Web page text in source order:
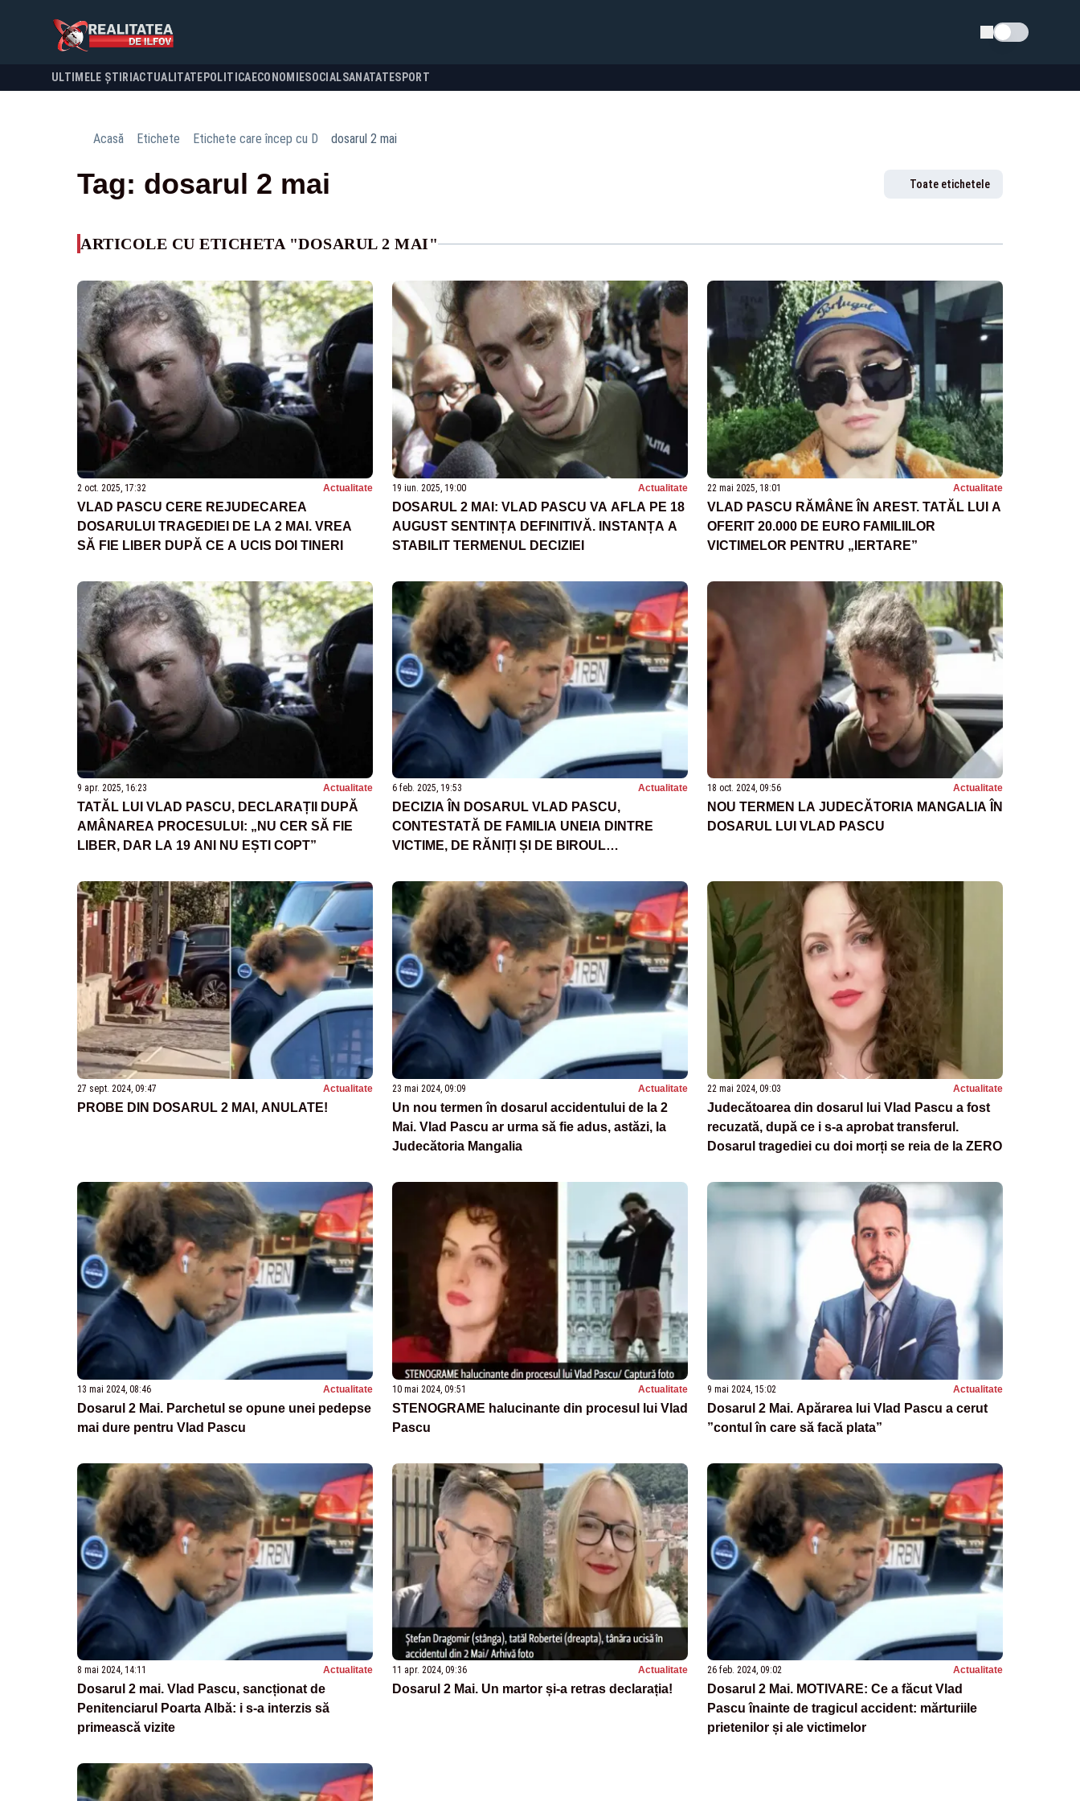
Schimba tema
ULTIMELE ȘTIRI ACTUALITATE POLITICA ECONOMIESOCIALSANATATESPORT
Acasă Etichete Etichete care încep cu D dosarul 2 mai
Tag: dosarul 2 mai Toate etichetele
ARTICOLE CU ETICHETA "DOSARUL 2 MAI"
2 oct. 2025, 17:32 Actualitate
VLAD PASCU CERE REJUDECAREA
DOSARULUI TRAGEDIEI DE LA 2 MAI. VREA
SĂ FIE LIBER DUPĂ CE A UCIS DOI TINERI
19 iun. 2025, 19:00 Actualitate
DOSARUL 2 MAI: VLAD PASCU VA AFLA PE 18
AUGUST SENTINȚA DEFINITIVĂ. INSTANȚA A
STABILIT TERMENUL DECIZIEI
22 mai 2025, 18:01 Actualitate
VLAD PASCU RĂMÂNE ÎN AREST. TATĂL LUI A
OFERIT 20.000 DE EURO FAMILIILOR
VICTIMELOR PENTRU „IERTARE”
9 apr. 2025, 16:23 Actualitate
TATĂL LUI VLAD PASCU, DECLARAȚII DUPĂ
AMÂNAREA PROCESULUI: „NU CER SĂ FIE
LIBER, DAR LA 19 ANI NU EȘTI COPT”
6 feb. 2025, 19:53 Actualitate
DECIZIA ÎN DOSARUL VLAD PASCU,
CONTESTATĂ DE FAMILIA UNEIA DINTRE
VICTIME, DE RĂNIȚI ȘI DE BIROUL
18 oct. 2024, 09:56 Actualitate
NOU TERMEN LA JUDECĂTORIA MANGALIA ÎN
DOSARUL LUI VLAD PASCU
27 sept. 2024, 09:47 Actualitate
PROBE DIN DOSARUL 2 MAI, ANULATE!
23 mai 2024, 09:09 Actualitate
Un nou termen în dosarul accidentului de la 2
Mai. Vlad Pascu ar urma să fie adus, astăzi, la
Judecătoria Mangalia
22 mai 2024, 09:03 Actualitate
Judecătoarea din dosarul lui Vlad Pascu a fost
recuzată, după ce i s-a aprobat transferul.
Dosarul tragediei cu doi morți se reia de la ZERO
13 mai 2024, 08:46 Actualitate
Dosarul 2 Mai. Parchetul se opune unei pedepse
mai dure pentru Vlad Pascu
10 mai 2024, 09:51 Actualitate
STENOGRAME halucinante din procesul lui Vlad
Pascu
9 mai 2024, 15:02 Actualitate
Dosarul 2 Mai. Apărarea lui Vlad Pascu a cerut
”contul în care să facă plata”
8 mai 2024, 14:11 Actualitate
Dosarul 2 mai. Vlad Pascu, sancționat de
Penitenciarul Poarta Albă: i s-a interzis să
primească vizite
11 apr. 2024, 09:36 Actualitate
Dosarul 2 Mai. Un martor și-a retras declarația!
26 feb. 2024, 09:02 Actualitate
Dosarul 2 Mai. MOTIVARE: Ce a făcut Vlad
Pascu înainte de tragicul accident: mărturiile
prietenilor și ale victimelor